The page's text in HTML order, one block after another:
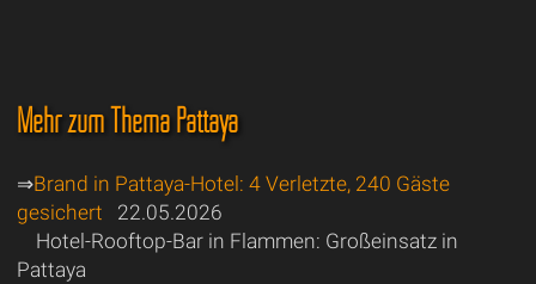
Mehr zum Thema Pattaya
⇒Brand in Pattaya-Hotel: 4 Verletzte, 240 Gäste
gesichert 22.05.2026
Hotel-Rooftop-Bar in Flammen: Großeinsatz in
Pattaya